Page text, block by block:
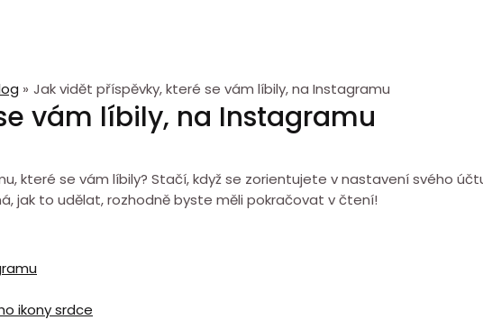
Jak vidět příspěvky, které se vám líbily, na Instagramu
vám líbily, na Instagramu
které se vám líbily? Stačí, když se zorientujete v nastavení svého
jak to udělat, rozhodně byste měli pokračovat v čtení!
ikony srdce